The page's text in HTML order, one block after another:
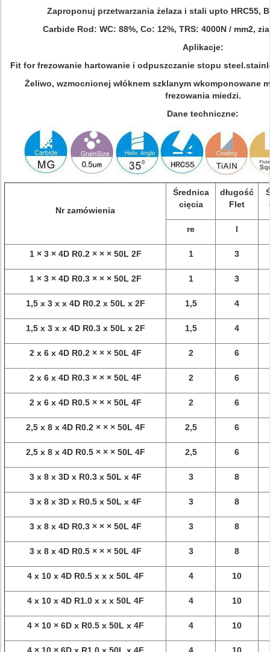
Zaproponuj przetwarzania żelaza i stali upto HRC55,
Carbide Rod: WC: 88%, Co: 12%, TRS: 4000N / mm2,
Aplikacje:
Fit for frezowanie hartowanie i odpuszczanie stopu
Żeliwo, wzmocnionej włóknem szklanym wkomponowane
frezowania miedzi.
Dane techniczne:
Nr zamówienia
Średnica
cięcia
długość
Flet
re l
1 × 3 × 4D R0.2 × × × 50L 2F 1 3
1 × 3 × 4D R0.3 × × × 50L 2F 1 3
1,5 x 3 x x 4D R0.2 x 50L x 2F 1,5 4
1,5 x 3 x x 4D R0.3 x 50L x 2F 1,5 4
2 x 6 x 4D R0.2 × × × 50L 4F 2 6
2 x 6 x 4D R0.3 × × × 50L 4F 2 6
2 x 6 x 4D R0.5 × × × 50L 4F 2 6
2,5 x 8 x 4D R0.2 × × × 50L 4F 2,5 6
2,5 x 8 x 4D R0.5 × × × 50L 4F 2,5 6
3 x 8 x 3D x R0.3 x 50L x 4F 3 8
3 x 8 x 3D x R0.5 x 50L x 4F 3 8
3 x 8 x 4D R0.3 × × × 50L 4F 3 8
3 x 8 x 4D R0.5 × × × 50L 4F 3 8
4 x 10 x 4D R0.5 x x x 50L 4F 4 10
4 x 10 x 4D R1.0 x x x 50L 4F 4 10
4 × 10 × 6D x R0.5 x 50L x 4F 4 10